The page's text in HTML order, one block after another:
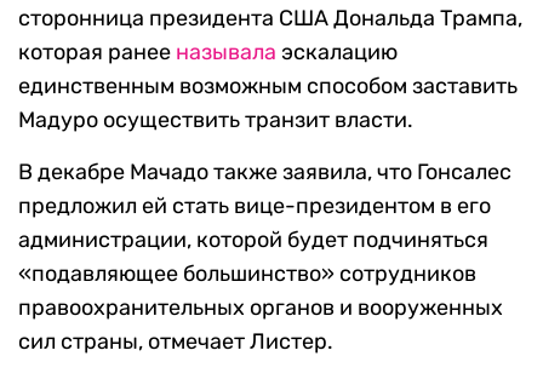
сторонница президента США Дональда Трампа,
которая ранее называла эскалацию
единственным возможным способом заставить
Мадуро осуществить транзит власти.
В декабре Мачадо также заявила, что Гонсалес
предложил ей стать вице-президентом в его
администрации, которой будет подчиняться
«подавляющее большинство» сотрудников
правоохранительных органов и вооруженных
сил страны, отмечает Листер.